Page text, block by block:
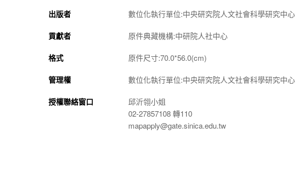
出版者 數位化執行單位:中央研究院人文社會科學研究中心
貢獻者 原件典藏機構:中研院人社中心
格式 原件尺寸:70.0*56.0(cm)
管理權 數位化執行單位:中央研究院人文社會科學研究中心
授權聯絡窗口
邱沂翎小姐
02-27857108 轉110
mapapply@gate.sinica.edu.tw